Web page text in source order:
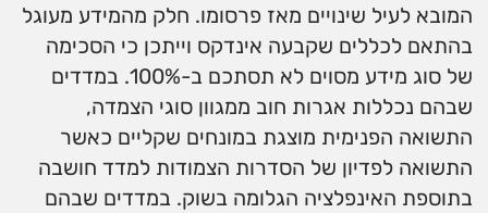
המובא לעיל שינויים מאז פרסומו. חלק מהמידע מעוגל
בהתאם לכללים שקבעה אינדקס וייתכן כי הסכימה
של סוג מידע מסוים לא תסתכם ב-100%. במדדים
שבהם נכללות אגרות חוב ממגוון סוגי הצמדה,
התשואה הפנימית מוצגת במונחים שקליים כאשר
התשואה לפדיון של הסדרות הצמודות למדד חושבה
בתוספת האינפלציה הגלומה בשוק. במדדים שבהם